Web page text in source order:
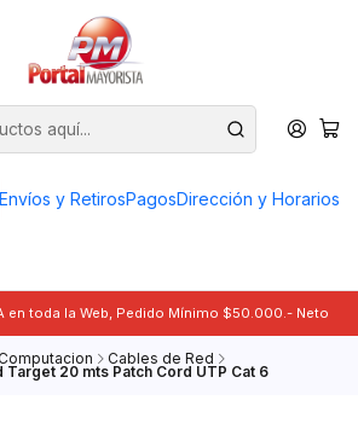
Envíos y RetirosPagosDirección y Horarios
en toda la Web, Pedido Mínimo $50.000.- Neto
Cables de Red
Target 20 mts Patch Cord UTP Cat 6